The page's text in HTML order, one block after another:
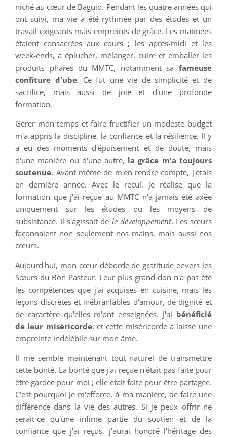
niché au cœur de Baguio. Pendant les quatre années qui
ont suivi, ma vie a été rythmée par des études et un
travail exigeants mais empreints de grâce. Les matinées
étaient consacrées aux cours ; les après-midi et les
week-ends, à éplucher, mélanger, cuire et emballer les
produits phares du MMTC, notamment sa fameuse
confiture d'ube. Ce fut une vie de simplicité et de
sacrifice, mais aussi de joie et d'une profonde
formation.
Gérer mon temps et faire fructifier un modeste budget
m'a appris la discipline, la confiance et la résilience. Il y
a eu des moments d'épuisement et de doute, mais
d'une manière ou d'une autre, la grâce m'a toujours
soutenue. Avant même de m'en rendre compte, j'étais
en dernière année. Avec le recul, je réalise que la
formation que j'ai reçue au MMTC n'a jamais été axée
uniquement sur les études ou les moyens de
subsistance. Il s'agissait de le développement. Les sœurs
façonnaient non seulement nos mains, mais aussi nos
cœurs.
Aujourd'hui, mon cœur déborde de gratitude envers les
Sœurs du Bon Pasteur. Leur plus grand don n'a pas été
les compétences que j'ai acquises en cuisine, mais les
leçons discrètes et inébranlables d'amour, de dignité et
de caractère qu'elles m'ont enseignées. J'ai bénéficié
de leur miséricorde, et cette miséricorde a laissé une
empreinte indélébile sur mon âme.
Il me semble maintenant tout naturel de transmettre
cette bonté. La bonté que j'ai reçue n'était pas faite pour
être gardée pour moi ; elle était faite pour être partagée.
C'est pourquoi je m'efforce, à ma manière, de faire une
différence dans la vie des autres. Si je peux offrir ne
serait-ce qu'une infime partie du soutien et de la
confiance que j'ai reçus, j'aurai honoré l'héritage des